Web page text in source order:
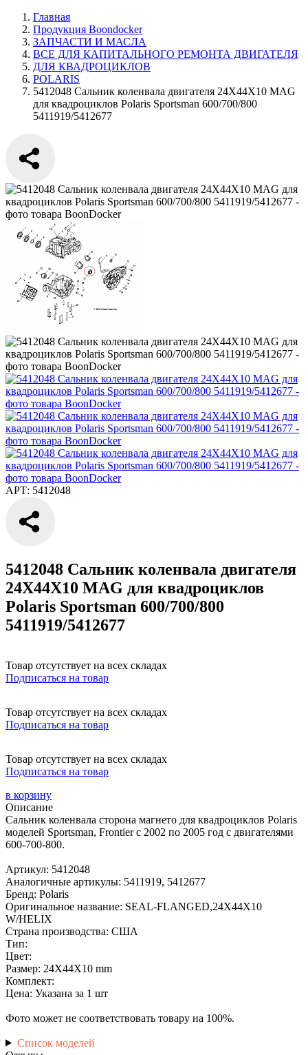
Главная
Продукция Boondocker
ЗАПЧАСТИ И МАСЛА
ВСЕ ДЛЯ КАПИТАЛЬНОГО РЕМОНТА ДВИГАТЕЛЯ
ДЛЯ КВАДРОЦИКЛОВ
POLARIS
5412048 Сальник коленвала двигателя 24X44X10 MAG
для квадроциклов Polaris Sportsman 600/700/800
5411919/5412677
АРТ: 5412048
5412048 Сальник коленвала двигателя
24X44X10 MAG для квадроциклов
Polaris Sportsman 600/700/800
5411919/5412677
Товар отсутствует на всех складах
Подписаться на товар
Товар отсутствует на всех складах
Подписаться на товар
Товар отсутствует на всех складах
Подписаться на товар
в корзину
Описание
Сальник коленвала сторона магнето для квадроциклов Polaris
моделей Sportsman, Frontier с 2002 по 2005 год с двигателями
600-700-800.
Артикул: 5412048
Аналогичные артикулы: 5411919, 5412677
Бренд: Polaris
Оригинальное название: SEAL-FLANGED,24X44X10
W/HELIX
Страна производства: США
Тип:
Цвет:
Размер: 24X44X10 mm
Комплект:
Цена: Указана за 1 шт
Фото может не соответствовать товару на 100%.
Список моделей